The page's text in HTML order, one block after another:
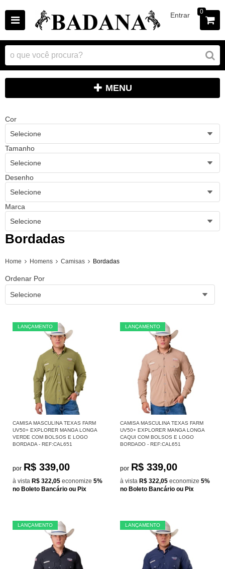
Entrar 0
MENU
Cor
Selecione
Tamanho
Selecione
Desenho
Selecione
Marca
Selecione
Bordadas
Home Homens Camisas Bordadas
Ordenar Por
Selecione
LANÇAMENTO
CAMISA MASCULINA TEXAS FARM
UV50+ EXPLORER MANGA LONGA
VERDE COM BOLSOS E LOGO
BORDADA - REF:CAL651
por R$ 339,00
à vista R$ 322,05 economize 5%
no Boleto Bancário ou Pix
LANÇAMENTO
CAMISA MASCULINA TEXAS FARM
UV50+ EXPLORER MANGA LONGA
CAQUI COM BOLSOS E LOGO
BORDADO - REF:CAL651
por R$ 339,00
à vista R$ 322,05 economize 5%
no Boleto Bancário ou Pix
LANÇAMENTO LANÇAMENTO